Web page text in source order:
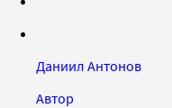
Даниил Антонов
Автор